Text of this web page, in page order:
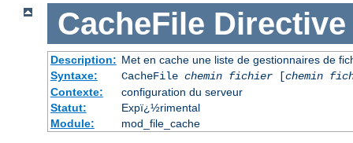
CacheFile Directive
Description: Met en cache une liste de gestionnaires de
Syntaxe:
CacheFile chemin fichier[chemin
Contexte:
configuration du serveur
Statut:
Expï¿½rimental
Module:
mod_file_cache